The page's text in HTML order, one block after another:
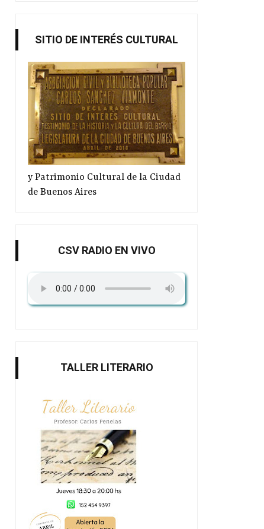
SITIO DE INTERÉS CULTURAL
y Patrimonio Cultural de la Ciudad
de Buenos Aires
CSV RADIO EN VIVO
TALLER LITERARIO